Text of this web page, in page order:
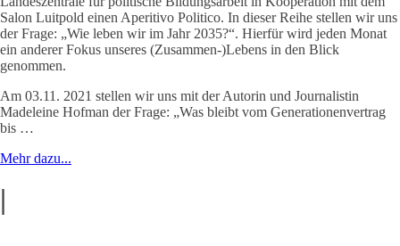
Salon Luitpold einen Aperitivo Politico. In dieser Reihe stellen wir uns
der Frage: „Wie leben wir im Jahr 2035?“. Hierfür wird jeden Monat
ein anderer Fokus unseres (Zusammen-)Lebens in den Blick
genommen.
Am 03.11. 2021 stellen wir uns mit der Autorin und Journalistin
Madeleine Hofman der Frage: „Was bleibt vom Generationenvertrag
bis …
Mehr dazu...
|